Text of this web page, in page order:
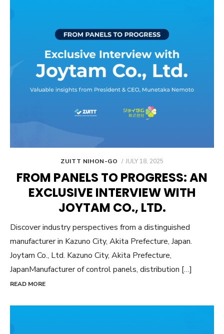
ZUITT NIHON-GO
POSTED
JULY 18, 2025
FROM PANELS TO PROGRESS: AN
EXCLUSIVE INTERVIEW WITH
JOYTAM CO., LTD.
Discover industry perspectives from a distinguished
manufacturer in Kazuno City, Akita Prefecture, Japan.
Joytam Co., Ltd. Kazuno City, Akita Prefecture,
JapanManufacturer of control panels, distribution […]
READ MORE